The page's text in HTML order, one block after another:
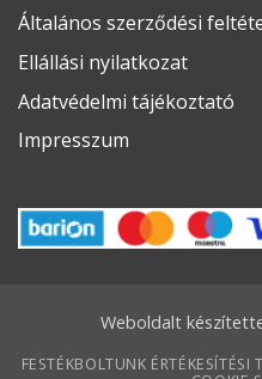
Általános szerződési
Ellállási nyilatkozat
Adatvédelmi tájékoztató
Impresszum
Weboldalt
FESTÉKBOLTUNK ÉRTÉKESÍTÉSI